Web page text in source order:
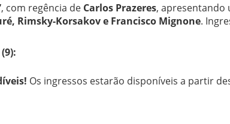
, com regência de Carlos Prazeres, apresentando
Rimsky-Korsakov e Francisco Mignone.
Os ingressos estarão disponíveis a partir